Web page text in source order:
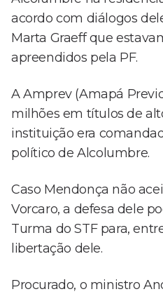
acordo com diálogos
Marta Graeff que
apreendidos pela PF.
A Amprev (Amapá
milhões em títulos de
instituição era
político de Alcolumbre.
Caso Mendonça não
Vorcaro, a defesa dele
Turma do STF para,
libertação dele.
Procurado, o ministro